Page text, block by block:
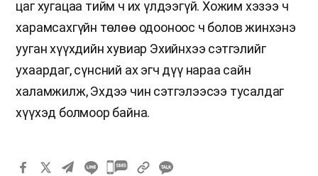
цаг хугацаа тийм ч их үлдээгүй. Хожим хэзээ ч
харамсахгүйн төлөө одооноос ч болов жинхэнэ
ууган хүүхдийн хувиар Эхийнхээ сэтгэлийг
ухаардаг, сүнсний ах эгч дүү нараа сайн
халамжилж, Эхдээ чин сэтгэлээсээ тусалдаг
хүүхэд болмоор байна.
카